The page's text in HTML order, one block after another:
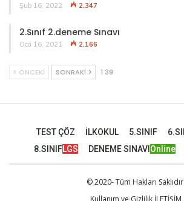
Şub 16, 2022 2.347
2.Sınıf 2.deneme Sınavı
Oca 16, 2021 2.166
ÖNCEKI SONRAKI 1 39
TEST ÇÖZ İLKOKUL 5.SINIF
8.SINIFLGS DENEME SINAVI Online
© 2020- Tüm Hakları Saklıdır.
Kullanım ve Gizlilik İLETİŞİM